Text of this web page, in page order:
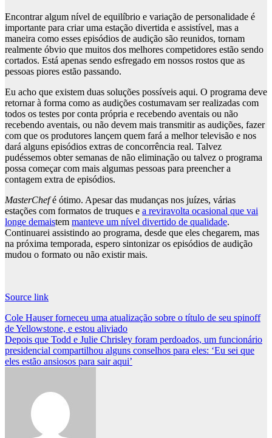
Encontrar algum nível de equilíbrio e variação de personalidade é
importante para criar uma estação divertida e assistível, mas a
maneira como esses episódios de audição são reunidos, tornam
realmente óbvio que muitos dos melhores competidores estão sendo
cortados. Está apenas sendo esfregado em nossos rostos que as
pessoas piores estão passando.
Eu acho que existem duas soluções possíveis aqui. O programa deve
retornar à forma como as audições costumavam ser realizadas com
todos os testes por conta própria e recebendo aventais ou não
recebendo aventais, ou não devem mais transmitir as audições, fazer
com que os produtores lançem quem fará a melhor televisão e nos
dará alguns episódios extras de concorrência real. Talvez
pudéssemos obter semanas de não eliminação ou talvez o programa
possa começar com mais algumas pessoas para preencher a
contagem extra de episódios.
MasterChefé ótimo. Apesar das mudanças nos juízes, várias
estações com formatos de truques e a reviravolta ocasional que vai
longe demaistem manteve um nível divertido de qualidade.
Continuarei assistindo ao programa, desde que eles chegarem, mas
na próxima temporada, espero sintonizar os episódios de audição
mudou o formato ou não existir mais.
Source link
Post
navigation
Cole Hauser forneceu uma atualização sobre o título de seu spinoff
de Yellowstone, e estou aliviado
Depois que Todd e Julie Chrisley foram perdoados, um funcionário
presidencial compartilhou alguns conselhos para eles: ‘Eu sei que
eles estão ansiosos para sair aqui’